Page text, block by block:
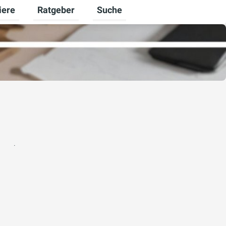
umschalten
für Ausbildung umschalten
Untermenü für Karriere umschalten
Ratgeber
Untermenü für Ratgeber
Suche
.